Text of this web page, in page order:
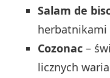
Salam de
Cozonac –
licznych